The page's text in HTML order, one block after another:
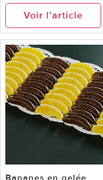
Voir l’article
Bananes en gelée